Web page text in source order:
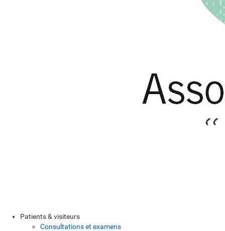
Patients & visiteurs
Consultations et examens